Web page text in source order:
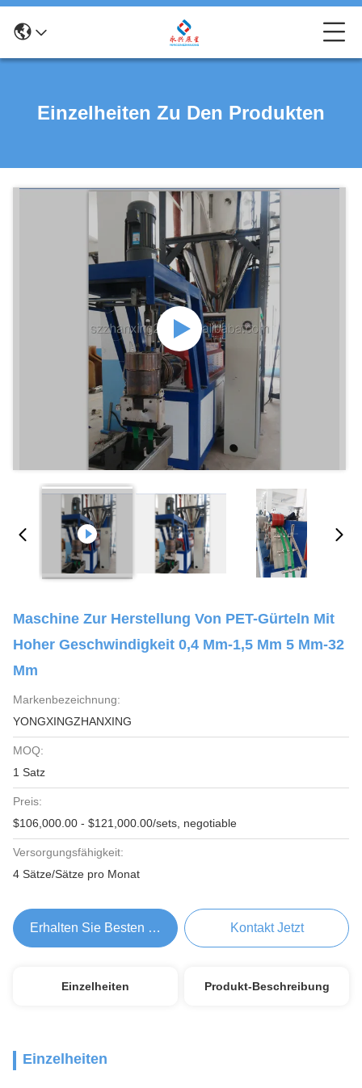
Einzelheiten Zu Den Produkten
Maschine Zur Herstellung Von PET-Gürteln Mit
Hoher Geschwindigkeit 0,4 Mm-1,5 Mm 5 Mm-32
Mm
Markenbezeichnung:
YONGXINGZHANXING
MOQ:
1 Satz
Preis:
$106,000.00 - $121,000.00/sets, negotiable
Versorgungsfähigkeit:
4 Sätze/Sätze pro Monat
Erhalten Sie Besten Preis Kontakt Jetzt
Einzelheiten Produkt-Beschreibung
Einzelheiten